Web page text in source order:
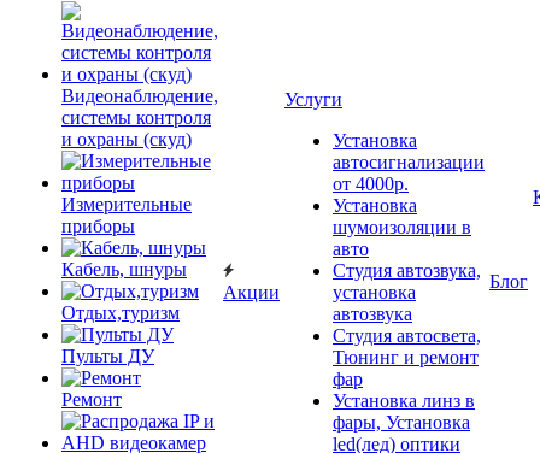
Видеонаблюдение,
системы контроля
и охраны (скуд)
Измерительные
приборы
Кабель, шнуры
Отдых,туризм
Пульты ДУ
Ремонт
Акции
Услуги
Установка
автосигнализации
от 4000р.
Установка
шумоизоляции в
авто
Студия автозвука,
установка
автозвука
Студия автосвета,
Тюнинг и ремонт
фар
Установка линз в
фары, Установка
led(лед) оптики
Блог